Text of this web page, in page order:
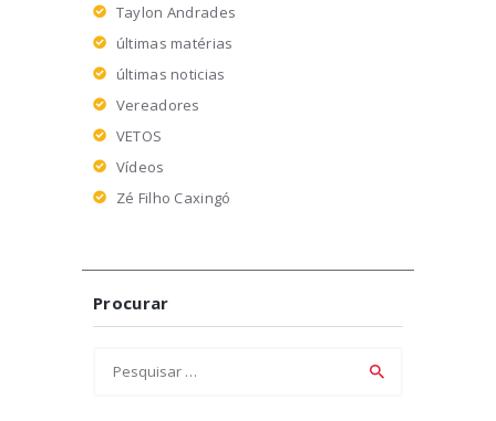
Taylon Andrades
últimas matérias
últimas noticias
Vereadores
VETOS
Vídeos
Zé Filho Caxingó
Procurar
por: